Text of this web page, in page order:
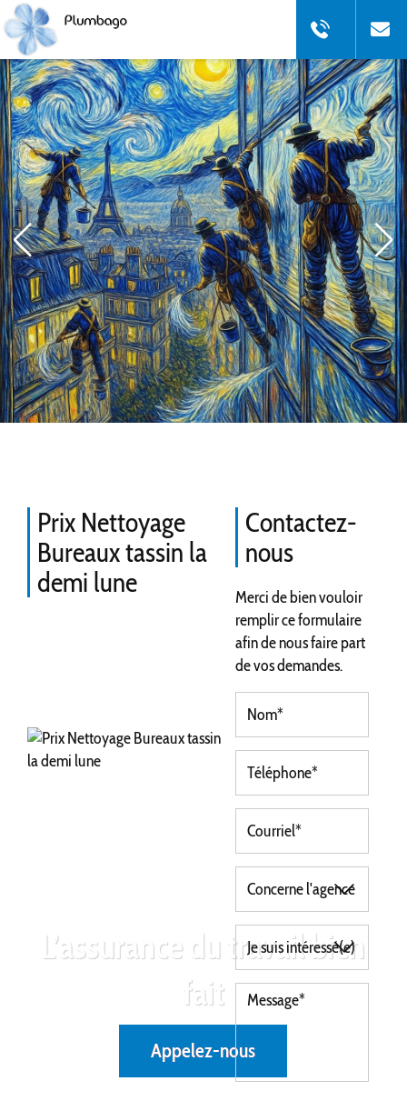
L’assurance du travail bien
fait
Appelez-nous
Prix Nettoyage
Bureaux tassin la
demi lune
Contactez-
nous
Merci de bien vouloir
remplir ce formulaire
afin de nous faire part
de vos demandes.